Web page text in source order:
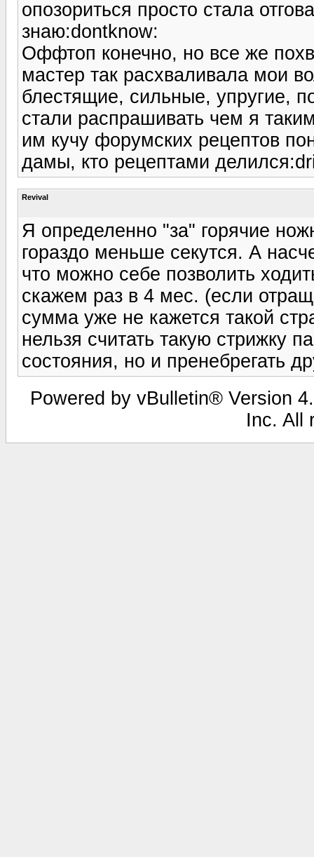
опозориться просто стала
знаю:dontknow:
Оффтоп конечно, но все же
мастер так расхваливала мои
блестящие, сильные, упругие,
стали распрашивать чем я
им кучу форумских рецептов
дамы, кто рецептами
Revival
Я определенно "за" горячие
гораздо меньше секутся. А
что можно себе позволить
скажем раз в 4 мес. (если
сумма уже не кажется такой
нельзя считать такую стрижку
состояния, но и пренебрегать
Powered by vBulletin® Version
Inc. All